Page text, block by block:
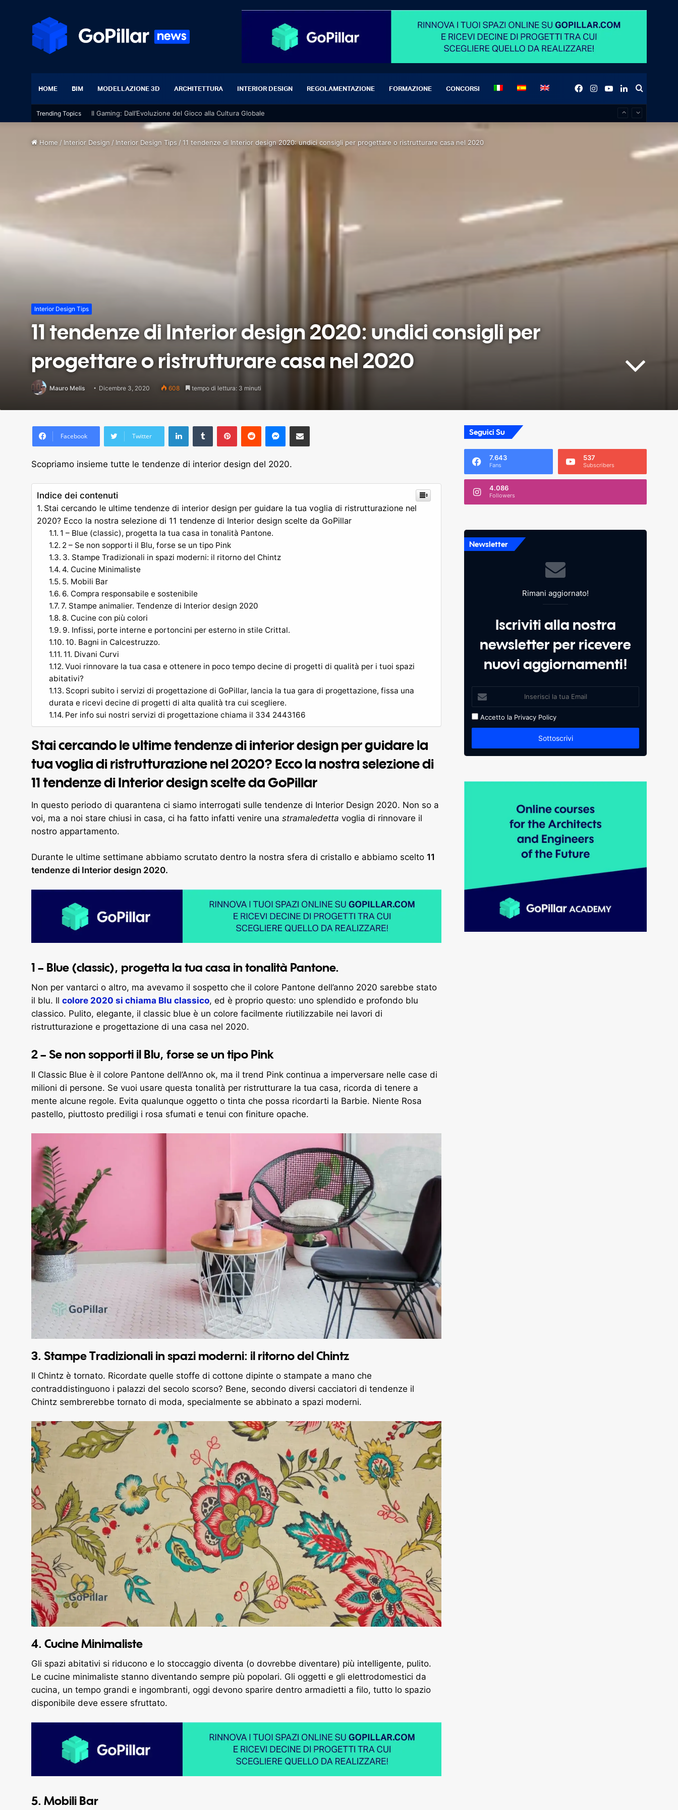
HOME BIM MODELLAZIONE 3D ARCHITETTURA INTERIOR DESIGN REGOLAMENTAZIONE FORMAZIONE CONCORSI Search
LinkedIn
YouTube
Instagram
Facebook
Trending Topics Il Gaming: Dall’Evoluzione del Gioco alla Cultura Globale
Home / Interior Design / Interior Design Tips /11 tendenze di Interior design 2020: undici consigli per progettare o ristrutturare casa nel 2020
Interior Design Tips
11 tendenze di Interior design 2020: undici consigli per
progettare o ristrutturare casa nel 2020
Mauro Melis Dicembre 3, 2020 608 tempo di lettura: 3 minuti
Facebook Twitter
LinkedInTumblr PinterestReddit Messenger
Share via Email
Scopriamo insieme tutte le tendenze di interior design del 2020.
Indice dei contenuti
Stai cercando le ultime tendenze di interior design per guidare la tua voglia di ristrutturazione nel
2020? Ecco la nostra selezione di 11 tendenze di Interior design scelte da GoPillar
1 – Blue (classic), progetta la tua casa in tonalità Pantone.
2 – Se non sopporti il Blu, forse se un tipo Pink
3. Stampe Tradizionali in spazi moderni: il ritorno del Chintz
4. Cucine Minimaliste
5. Mobili Bar
6. Compra responsabile e sostenibile
7. Stampe animalier. Tendenze di Interior design 2020
8. Cucine con più colori
9. Infissi, porte interne e portoncini per esterno in stile Crittal.
10. Bagni in Calcestruzzo.
11. Divani Curvi
Vuoi rinnovare la tua casa e ottenere in poco tempo decine di progetti di qualità per i tuoi spazi
abitativi?
Scopri subito i servizi di progettazione di GoPillar, lancia la tua gara di progettazione, fissa una
durata e ricevi decine di progetti di alta qualità tra cui scegliere.
Per info sui nostri servizi di progettazione chiama il 334 2443166
Stai cercando le ultime tendenze di interior design per guidare la
tua voglia di ristrutturazione nel 2020? Ecco la nostra selezione di
11 tendenze di Interior design scelte da GoPillar
In questo periodo di quarantena ci siamo interrogati sulle tendenze di Interior Design 2020. Non so a
voi, ma a noi stare chiusi in casa, ci ha fatto infatti venire una stramaledetta voglia di rinnovare il
nostro appartamento.
Durante le ultime settimane abbiamo scrutato dentro la nostra sfera di cristallo e abbiamo scelto 11
tendenze di Interior design 2020.
1 – Blue (classic), progetta la tua casa in tonalità Pantone.
Non per vantarci o altro, ma avevamo il sospetto che il colore Pantone dell’anno 2020 sarebbe stato
il blu. Il colore 2020 si chiama Blu classico, ed è proprio questo: uno splendido e profondo blu
classico. Pulito, elegante, il classic blue è un colore facilmente riutilizzabile nei lavori di
ristrutturazione e progettazione di una casa nel 2020.
2 – Se non sopporti il Blu, forse se un tipo Pink
Il Classic Blue è il colore Pantone dell’Anno ok, ma il trend Pink continua a imperversare nelle case di
milioni di persone. Se vuoi usare questa tonalità per ristrutturare la tua casa, ricorda di tenere a
mente alcune regole. Evita qualunque oggetto o tinta che possa ricordarti la Barbie. Niente Rosa
pastello, piuttosto prediligi i rosa sfumati e tenui con finiture opache.
3. Stampe Tradizionali in spazi moderni: il ritorno del Chintz
Il Chintz è tornato. Ricordate quelle stoffe di cottone dipinte o stampate a mano che
contraddistinguono i palazzi del secolo scorso? Bene, secondo diversi cacciatori di tendenze il
Chintz sembrerebbe tornato di moda, specialmente se abbinato a spazi moderni.
4. Cucine Minimaliste
Gli spazi abitativi si riducono e lo stoccaggio diventa (o dovrebbe diventare) più intelligente, pulito.
Le cucine minimaliste stanno diventando sempre più popolari. Gli oggetti e gli elettrodomestici da
cucina, un tempo grandi e ingombranti, oggi devono sparire dentro armadietti a filo, tutto lo spazio
disponibile deve essere sfruttato.
5. Mobili Bar
Seguici Su
7.643
Fans
537
Subscribers
4.086
Followers
Newsletter
Rimani aggiornato!
Iscriviti alla nostra
newsletter per ricevere
nuovi aggiornamenti!
Accetto la Privacy Policy